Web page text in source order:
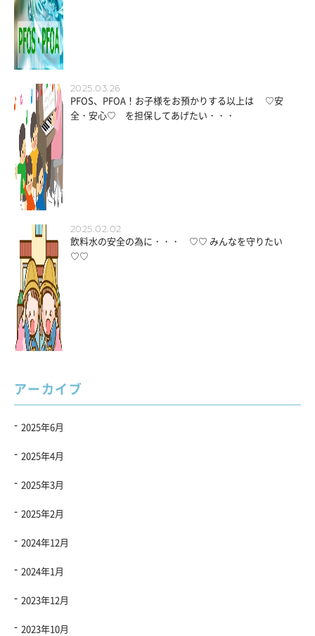
2025.03.26
PFOS、PFOA！お子様をお預かりする以上は ♡安
全・安心♡ を担保してあげたい・・・
2025.02.02
飲料水の安全の為に・・・ ♡♡ みんなを守りたい
♡♡
アーカイブ
2025年6月
2025年4月
2025年3月
2025年2月
2024年12月
2024年1月
2023年12月
2023年10月